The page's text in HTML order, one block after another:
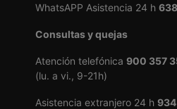
WhatsAPP Asistencia 24 h
Consultas y quejas
Atención telefónica 900 357
(lu. a vi., 9-21h)
Asistencia extranjero 24 h 934